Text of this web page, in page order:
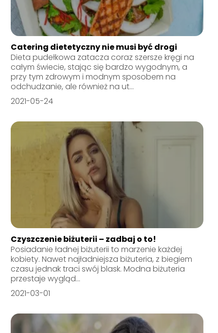
Catering dietetyczny nie musi być drogi
Dieta pudełkowa zatacza coraz szersze kręgi na
całym świecie, stając się bardzo wygodnym, a
przy tym zdrowym i modnym sposobem na
odchudzanie, ale również na ut...
2021-05-24
Czyszczenie biżuterii – zadbaj o to!
Posiadanie ładnej biżuterii to marzenie każdej
kobiety. Nawet najładniejsza biżuteria, z biegiem
czasu jednak traci swój blask. Modna biżuteria
przestaje wygląd...
2021-03-01